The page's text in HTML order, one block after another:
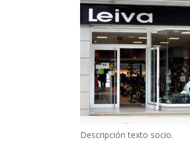
Descripción texto socio.